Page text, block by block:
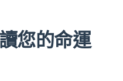
您的命運